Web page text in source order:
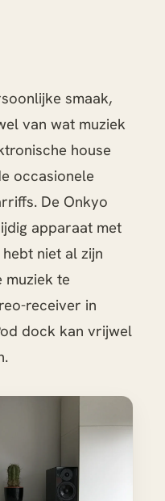
smaak,
van wat muziek
house
occasionele
De Onkyo
apparaat met
niet al zijn
muziek te
receiver in
dock kan vrijwel